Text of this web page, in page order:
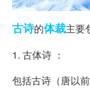
古诗的体裁主要
1. 古体诗 ：
包括古诗（唐以